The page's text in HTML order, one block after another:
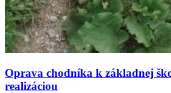
Oprava chodníka k základnej
realizáciou